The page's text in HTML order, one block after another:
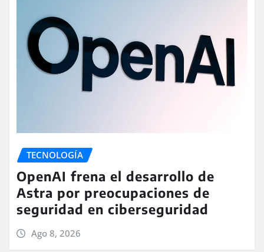
TECNOLOGÍA
OpenAI frena el desarrollo de
Astra por preocupaciones de
seguridad en ciberseguridad
Ago 8, 2026